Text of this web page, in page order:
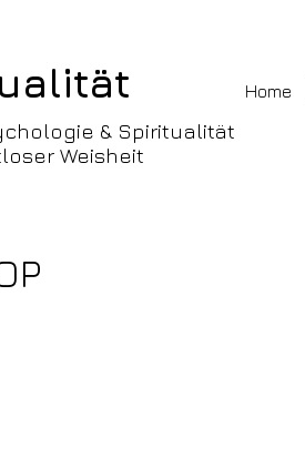
Home
& Spiritualität
Weisheit